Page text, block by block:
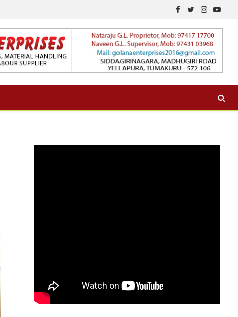
Facebook
TwitterInstagram